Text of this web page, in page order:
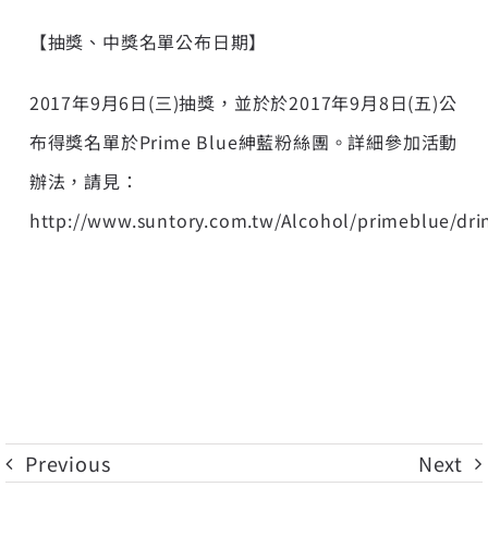
【抽獎、中獎名單公布日期】
2017年9月6日(三)抽獎，並於於2017年9月8日(五)公
布得獎名單於Prime Blue紳藍粉絲團。詳細參加活動
辦法，請見：
http://www.suntory.com.tw/Alcohol/primeblue/
Previous Next